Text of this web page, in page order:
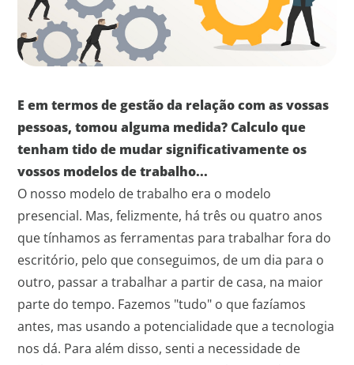
E em termos de gestão da relação com as vossas
pessoas, tomou alguma medida? Calculo que
tenham tido de mudar significativamente os
vossos modelos de trabalho...
O nosso modelo de trabalho era o modelo
presencial. Mas, felizmente, há três ou quatro anos
que tínhamos as ferramentas para trabalhar fora do
escritório, pelo que conseguimos, de um dia para o
outro, passar a trabalhar a partir de casa, na maior
parte do tempo. Fazemos "tudo" o que fazíamos
antes, mas usando a potencialidade que a tecnologia
nos dá. Para além disso, senti a necessidade de